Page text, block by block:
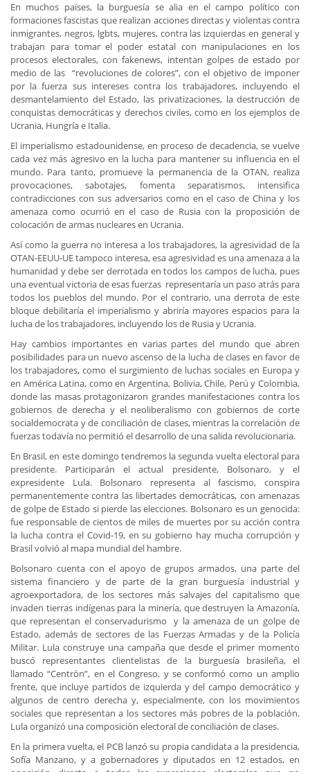
En muchos países, la burguesía se alia en el campo político con
formaciones fascistas que realizan acciones directas y violentas contra
inmigrantes, negros, lgbts, mujeres, contra las izquierdas en general y
trabajan para tomar el poder estatal con manipulaciones en los
procesos electorales, con fakenews, intentan golpes de estado por
medio de las “revoluciones de colores”, con el objetivo de imponer
por la fuerza sus intereses contra los trabajadores, incluyendo el
desmantelamiento del Estado, las privatizaciones, la destrucción de
conquistas democráticas y derechos civiles, como en los ejemplos de
Ucrania, Hungría e Italia.
El imperialismo estadounidense, en proceso de decadencia, se vuelve
cada vez más agresivo en la lucha para mantener su influencia en el
mundo. Para tanto, promueve la permanencia de la OTAN, realiza
provocaciones, sabotajes, fomenta separatismos, intensifica
contradicciones con sus adversarios como en el caso de China y los
amenaza como ocurrió en el caso de Rusia con la proposición de
colocación de armas nucleares en Ucrania.
Así como la guerra no interesa a los trabajadores, la agresividad de la
OTAN-EEUU-UE tampoco interesa, esa agresividad es una amenaza a la
humanidad y debe ser derrotada en todos los campos de lucha, pues
una eventual victoria de esas fuerzas representaría un paso atrás para
todos los pueblos del mundo. Por el contrario, una derrota de este
bloque debilitaría el imperialismo y abriría mayores espacios para la
lucha de los trabajadores, incluyendo los de Rusia y Ucrania.
Hay cambios importantes en varias partes del mundo que abren
posibilidades para un nuevo ascenso de la lucha de clases en favor de
los trabajadores, como el surgimiento de luchas sociales en Europa y
en América Latina, como en Argentina, Bolivia, Chile, Perú y Colombia,
donde las masas protagonizaron grandes manifestaciones contra los
gobiernos de derecha y el neoliberalismo con gobiernos de corte
socialdemocrata y de conciliación de clases, mientras la correlación de
fuerzas todavía no permitió el desarrollo de una salida revolucionaria.
En Brasil, en este domingo tendremos la segunda vuelta electoral para
presidente. Participarán el actual presidente, Bolsonaro, y el
expresidente Lula. Bolsonaro representa al fascismo, conspira
permanentemente contra las libertades democráticas, con amenazas
de golpe de Estado si pierde las elecciones. Bolsonaro es un genocida:
fue responsable de cientos de miles de muertes por su acción contra
la lucha contra el Covid-19, en su gobierno hay mucha corrupción y
Brasil volvió al mapa mundial del hambre.
Bolsonaro cuenta con el apoyo de grupos armados, una parte del
sistema financiero y de parte de la gran burguesía industrial y
agroexportadora, de los sectores más salvajes del capitalismo que
invaden tierras indígenas para la minería, que destruyen la Amazonía,
que representan el conservadurismo y la amenaza de un golpe de
Estado, además de sectores de las Fuerzas Armadas y de la Policía
Militar. Lula construye una campaña que desde el primer momento
buscó representantes clientelistas de la burguesía brasileña, el
llamado “Centrón”, en el Congreso, y se conformó como un amplio
frente, que incluye partidos de izquierda y del campo democrático y
algunos de centro derecha y, especialmente, con los movimientos
sociales que representan a los sectores más pobres de la población.
Lula organizó una composición electoral de conciliación de clases.
En la primera vuelta, el PCB lanzó su propia candidata a la presidencia,
Sofía Manzano, y a gobernadores y diputados en 12 estados, en